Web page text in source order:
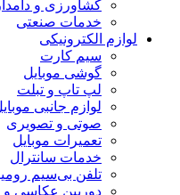
کشاورزی و
خدمات صنعتی
لوازم الکترونیکی
سیم کارت
گوشی موبایل
لپ تاپ و تبلت
لوازم جانبی
صوتی و تصویری
تعمیرات موبایل
خدمات سانترال
تلفن بی‌سیم
دوربین عکاسی و